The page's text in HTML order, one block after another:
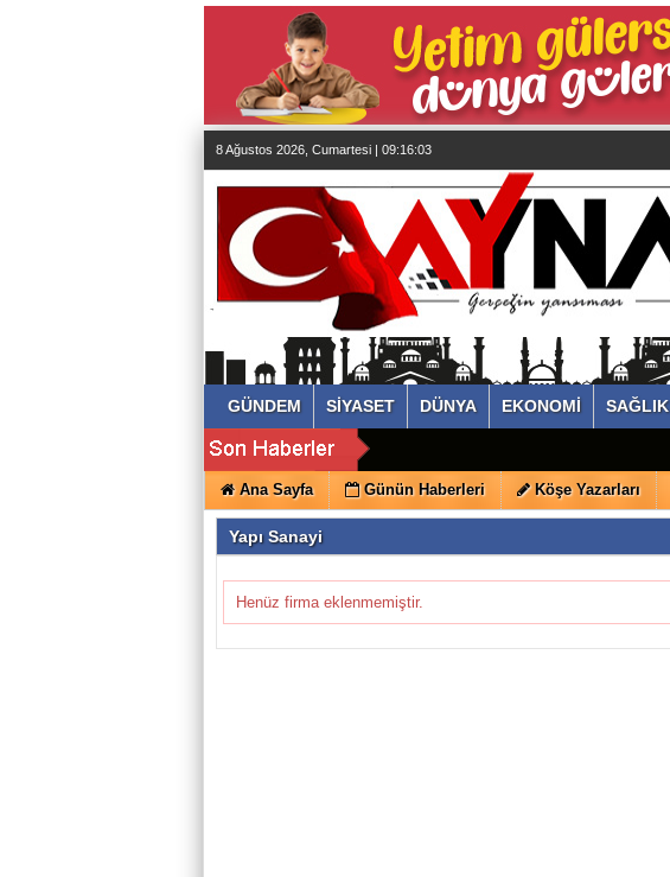
8 Ağustos 2026, Cumartesi | 09:16:04
GÜNDEM SİYASET DÜNYA EKONOMİ SAĞLIK
Ana Sayfa Günün Haberleri Köşe Yazarları
Yapı Sanayi
Henüz firma eklenmemiştir.